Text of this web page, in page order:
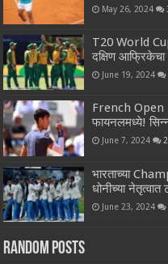
May 26, 2024
T20 World
दक्षिण आफ्रिकेचा
June 19, 2024
French Open
फायनलमध्ये!
June 7, 2024
भारताच्या
धोनीच्या
June 23, 2024
Random Posts